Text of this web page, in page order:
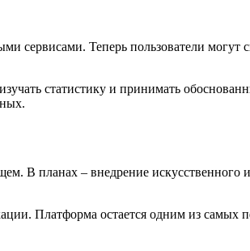
сервисами. Теперь пользователи
статистику и принимать
В планах – внедрение искусственного
Платформа остается одним из самых